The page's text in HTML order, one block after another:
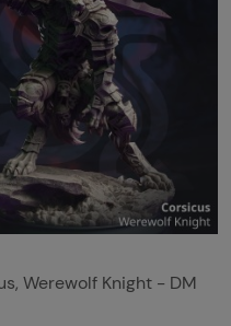
Werewolf Knight - DM